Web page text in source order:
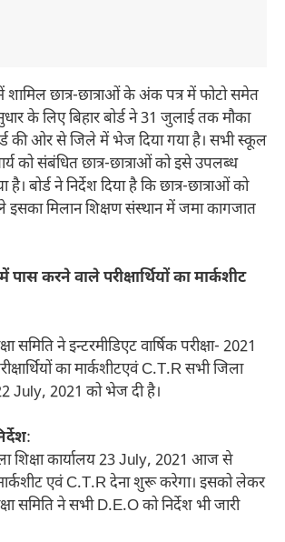
शामिल छात्र-छात्राओं के अंक पत्र में फोटो समेत
के लिए बिहार बोर्ड ने 31 जुलाई तक मौका
की ओर से जिले में भेज दिया गया है। सभी स्कूल
को संबंधित छात्र-छात्राओं को इसे उपलब्ध
है। बोर्ड ने निर्देश दिया है कि छात्र-छात्राओं को
मिलान शिक्षण संस्थान में जमा कागजात
पास करने वाले परीक्षार्थियों का मार्कशीट
समिति ने इन्टरमीडिएट वार्षिक परीक्षा- 2021
का मार्कशीटएवं C.T.R सभी जिला
July, 2021 को भेज दी है।
:
शिक्षा कार्यालय 23 July, 2021 आज से
एवं C.T.R देना शुरू करेगा। इसको लेकर
समिति ने सभी D.E.O को निर्देश भी जारी